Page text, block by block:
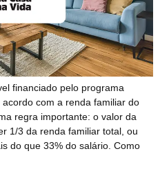
financiado pelo programa
com a renda familiar do
regra importante: o valor da
1/3 da renda familiar total, ou
do que 33% do salário. Como